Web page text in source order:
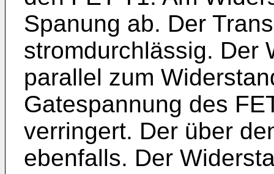
Spanung ab. Der
stromdurchlässig. Der
parallel zum
Gatespannung des
verringert. Der über
ebenfalls. Der